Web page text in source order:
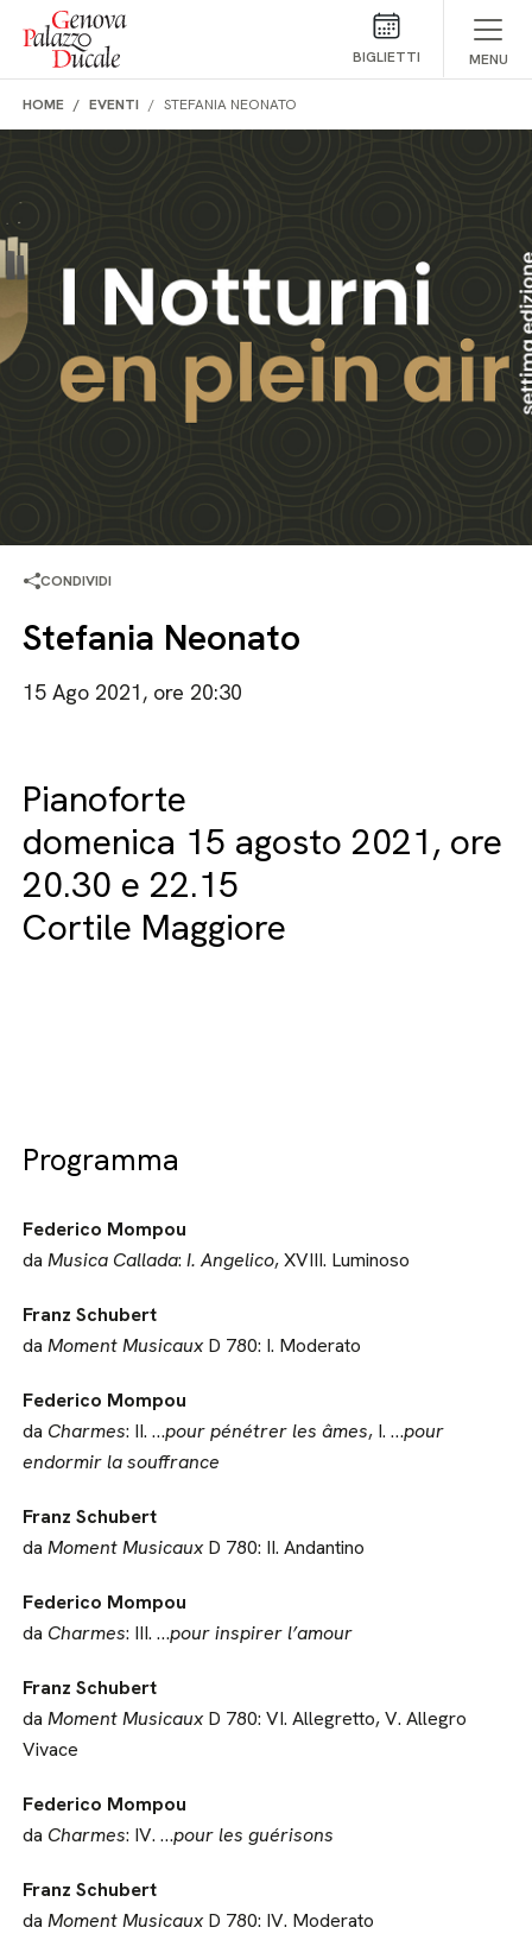
Salta al contenuto
BIGLIETTI MENU
HOME EVENTI STEFANIA NEONATO
CONDIVIDI
Stefania Neonato
15 Ago 2021, ore 20:30
Pianoforte
domenica 15 agosto 2021, ore
20.30 e 22.15
Cortile Maggiore
Programma
Federico Mompou
daMusica Callada:I. Angelico, XVIII. Luminoso
Franz Schubert
da Moment MusicauxD 780: I. Moderato
Federico Mompou
da Charmes: II. …pour pénétrer les âmes, I. …pour
endormir la souffrance
Franz Schubert
daMoment MusicauxD 780: II. Andantino
Federico Mompou
da Charmes: III. …pour inspirer l’amour
Franz Schubert
da Moment MusicauxD 780: VI. Allegretto, V. Allegro
Vivace
Federico Mompou
da Charmes: IV. …pour les guérisons
Franz Schubert
daMoment MusicauxD 780: IV. Moderato